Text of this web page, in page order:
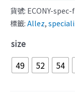
貨號: ECONY-
標籤:Allez,
size
49
52 54
數
量